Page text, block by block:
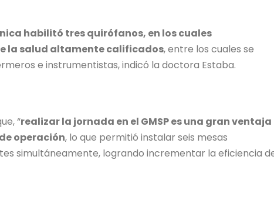
habilitó tres quirófanos, en los cuales
la salud altamente calificados, entre los cuales se
e instrumentistas, indicó la doctora Estaba.
“realizar la jornada en el GMSP es una gran ventaja
operación, lo que permitió instalar seis mesas
simultáneamente, logrando incrementar la eficiencia